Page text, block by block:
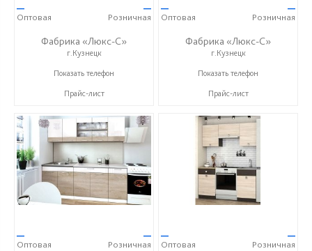
—
Оптовая
—
Розничная
Фабрика «Люкс-С»
г.Кузнецк
+ 7 (999) 748-11-11
Показать телефон
Прайс-лист
—
Оптовая
—
Розничная
Фабрика «Люкс-С»
г.Кузнецк
+ 7 (999) 748-11-11
Показать телефон
Прайс-лист
—
Оптовая
—
Розничная
—
Оптовая
—
Розничная